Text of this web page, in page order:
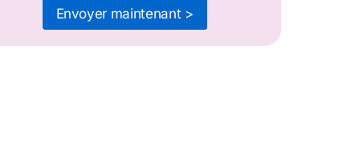
Envoyer maintenant >